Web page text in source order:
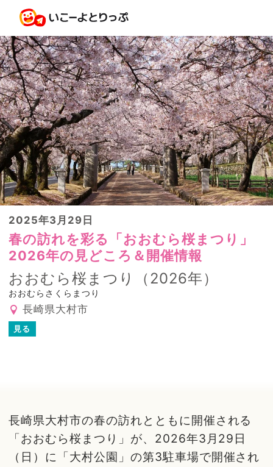
2025年3月29日
春の訪れを彩る「おおむら桜まつり」
2026年の見どころ＆開催情報
おおむら桜まつり（2026年）
おおむらさくらまつり
長崎県大村市
見る
長崎県大村市の春の訪れとともに開催される
「おおむら桜まつり」が、2026年3月29日
（日）に「大村公園」の第3駐車場で開催され